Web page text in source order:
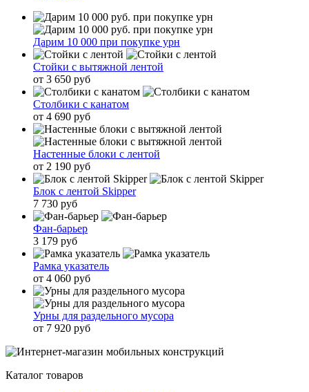
Дарим 10 000 при покупке урн
Стойки с вытяжной лентой
от 3 650 руб
Столбики с канатом
от 4 690 руб
Настенные блоки с лентой
от 2 190 руб
Блок с лентой Skipper
7 730 руб
Фан-барьер
3 179 руб
Рамка указатель
от 4 060 руб
Урны для раздельного мусора
от 7 920 руб
Каталог товаров